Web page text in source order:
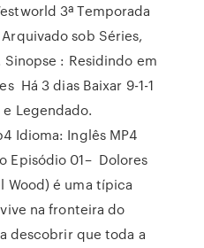
3ª Temporada
sob Séries,
: Residindo em
Há 3 dias Baixar 9-1-1
Legendado.
Idioma: Inglês MP4
Episódio 01– Dolores
Wood) é uma típica
na fronteira do
descobrir que toda a